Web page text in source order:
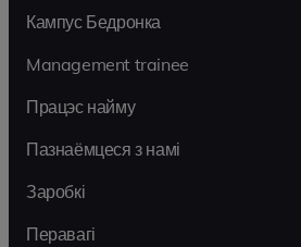
Кампус Бедронка
Management trainee
Працэс найму
Пазнаёмцеся з намі
Заробкі
Перавагі